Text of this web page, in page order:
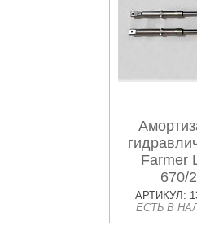
Farmer
670/
АРТИКУЛ:
ЕСТЬ В